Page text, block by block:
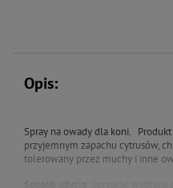
Opis:
Spray na owady dla koni.
przyjemnym zapachu cytrusów,
tolerowany przez muchy i inne